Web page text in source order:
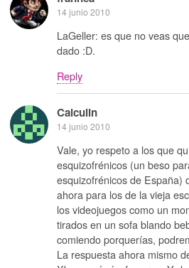
14 junio 2010
LaGeller: es que no veas
dado :D.
Reply
Calculin
14 junio 2010
Vale, yo respeto a los que
esquizofrénicos (un beso
esquizofrénicos de España)
ahora para los de la vieja
los videojuegos como un
tirados en un sofa blando
comiendo porquerías,
La respuesta ahora mismo